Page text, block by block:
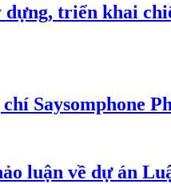
triển khai
Saysomphone
luận về dự án